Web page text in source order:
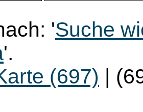
'Suche
'.
(697) |